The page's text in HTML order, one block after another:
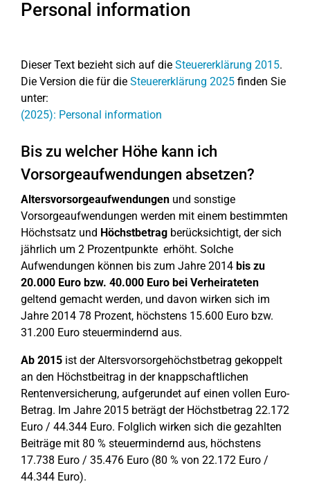
Personal information
Dieser Text bezieht sich auf die Steuererklärung 2015.
Die Version die für die Steuererklärung 2025 finden Sie
unter:
(2025): Personal information
Bis zu welcher Höhe kann ich
Vorsorgeaufwendungen absetzen?
Altersvorsorgeaufwendungen und sonstige
Vorsorgeaufwendungen werden mit einem bestimmten
Höchstsatz und Höchstbetrag berücksichtigt, der sich
jährlich um 2 Prozentpunkte erhöht. Solche
Aufwendungen können bis zum Jahre 2014 bis zu
20.000 Euro bzw. 40.000 Euro bei Verheirateten
geltend gemacht werden, und davon wirken sich im
Jahre 2014 78 Prozent, höchstens 15.600 Euro bzw.
31.200 Euro steuermindernd aus.
Ab 2015 ist der Altersvorsorgehöchstbetrag gekoppelt
an den Höchstbeitrag in der knappschaftlichen
Rentenversicherung, aufgerundet auf einen vollen Euro-
Betrag. Im Jahre 2015 beträgt der Höchstbetrag 22.172
Euro / 44.344 Euro. Folglich wirken sich die gezahlten
Beiträge mit 80 % steuermindernd aus, höchstens
17.738 Euro / 35.476 Euro (80 % von 22.172 Euro /
44.344 Euro).